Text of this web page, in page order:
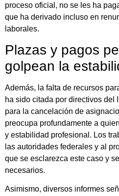
proceso oficial, no se les ha
que ha derivado incluso en
laborales.
Plazas y pagos
golpean la
Además, la falta de recursos
ha sido citada por directivos del
para la cancelación de
preocupa profundamente a
y estabilidad profesional. Los
las autoridades federales y al
que se esclarezca este caso y
necesarios.
Asimismo, diversos informes